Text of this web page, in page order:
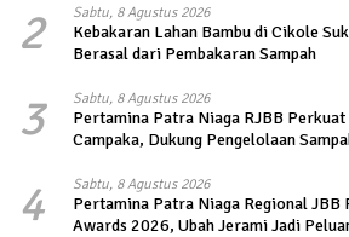
2 Sabtu, 8 Agustus 2026
Kebakaran Lahan Bambu di Cikole
Berasal dari Pembakaran Sampah
3 Sabtu, 8 Agustus 2026
Pertamina Patra Niaga RJBB Perkuat
Campaka, Dukung Pengelolaan
4 Sabtu, 8 Agustus 2026
Pertamina Patra Niaga Regional JBB
Awards 2026, Ubah Jerami Jadi